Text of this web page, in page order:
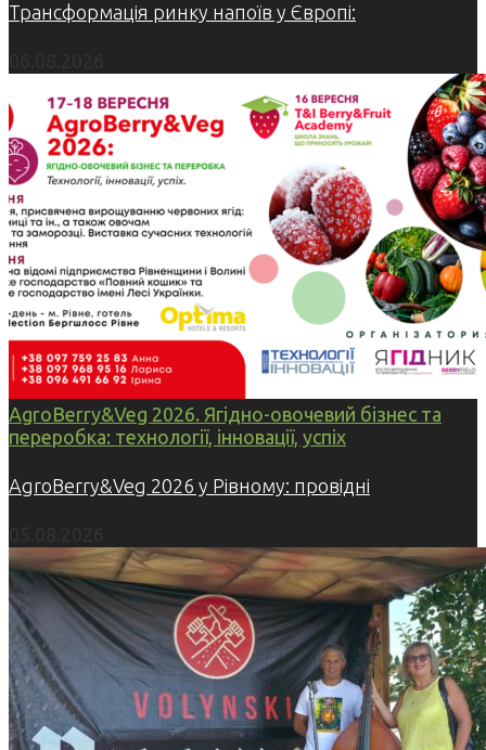
Трансформація ринку напоїв у Європі:
AgroBerry&Veg 2026. Ягідно-овочевий бізнес та
переробка: технології, інновації, успіх
AgroBerry&Veg 2026 у Рівному: провідні